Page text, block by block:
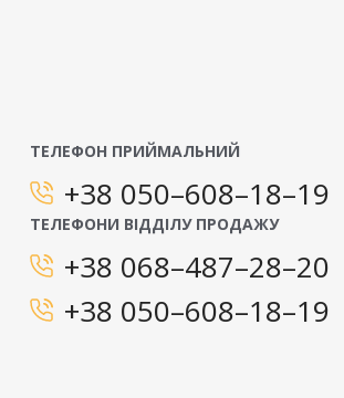
ТЕЛЕФОН ПРИЙМАЛЬНИЙ
+38 050–608–18–19
ТЕЛЕФОНИ ВІДДІЛУ ПРОДАЖУ
+38 068–487–28–20
+38 050–608–18–19